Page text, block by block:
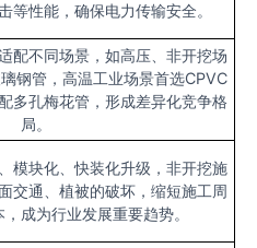
等性能，确保电力传输安全。
配不同场景，如高压、非开挖场
钢管，高温工业场景首选CPVC
多孔梅花管，形成差异化竞争格
局。
模块化、快装化升级，非开挖施
交通、植被的破坏，缩短施工周
成为行业发展重要趋势。